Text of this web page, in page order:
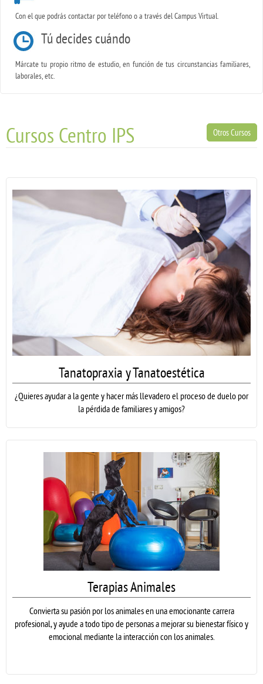
Con el que podrás contactar por teléfono o a través del Campus Virtual.
Tú decides cuándo
Márcate tu propio ritmo de estudio, en función de tus circunstancias familiares,
laborales, etc.
Cursos Centro IPS Otros Cursos
Tanatopraxia y Tanatoestética
¿Quieres ayudar a la gente y hacer más llevadero el proceso de duelo por
la pérdida de familiares y amigos?
Terapias Animales
Convierta su pasión por los animales en una emocionante carrera
profesional, y ayude a todo tipo de personas a mejorar su bienestar físico y
emocional mediante la interacción con los animales.